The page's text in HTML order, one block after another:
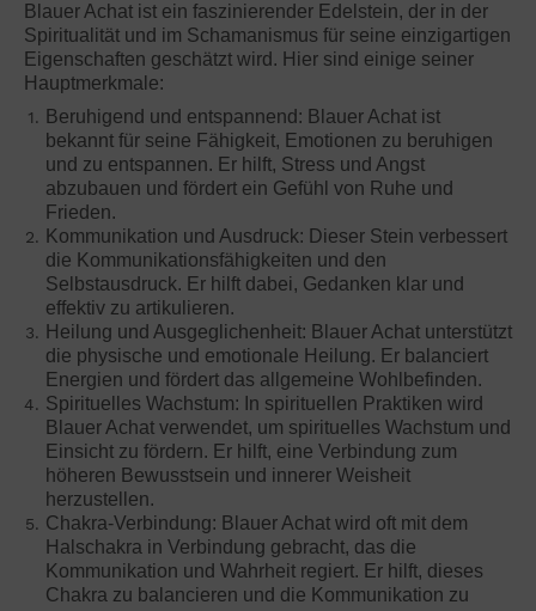
Blauer Achat ist ein faszinierender Edelstein, der in der
Spiritualität und im Schamanismus für seine einzigartigen
Eigenschaften geschätzt wird. Hier sind einige seiner
Hauptmerkmale:
Beruhigend und entspannend: Blauer Achat ist
bekannt für seine Fähigkeit, Emotionen zu beruhigen
und zu entspannen. Er hilft, Stress und Angst
abzubauen und fördert ein Gefühl von Ruhe und
Frieden.
Kommunikation und Ausdruck: Dieser Stein verbessert
die Kommunikationsfähigkeiten und den
Selbstausdruck. Er hilft dabei, Gedanken klar und
effektiv zu artikulieren.
Heilung und Ausgeglichenheit: Blauer Achat unterstützt
die physische und emotionale Heilung. Er balanciert
Energien und fördert das allgemeine Wohlbefinden.
Spirituelles Wachstum: In spirituellen Praktiken wird
Blauer Achat verwendet, um spirituelles Wachstum und
Einsicht zu fördern. Er hilft, eine Verbindung zum
höheren Bewusstsein und innerer Weisheit
herzustellen.
Chakra-Verbindung: Blauer Achat wird oft mit dem
Halschakra in Verbindung gebracht, das die
Kommunikation und Wahrheit regiert. Er hilft, dieses
Chakra zu balancieren und die Kommunikation zu